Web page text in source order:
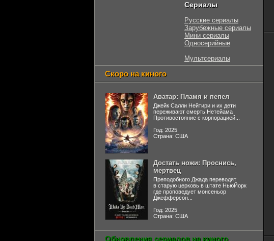
Сериалы
Русские сериалы
Зарубежные сериалы
Мини сериалы
Односерийные
Мультсериалы
Скоро на киного
Аватар: Пламя и пепел
Джейк Салли Нейтири и их дети
переживают смерть Нетейама
Противостояние с корпорацией...
Год: 2025
Страна: США
Достать ножи: Проснись,
мертвец
Преподобного Джада переводят
в старую церковь в штате НьюЙорк
где проповедует монсеньор
Джефферсон...
Год: 2025
Страна: США
Обновления сериалов на киного